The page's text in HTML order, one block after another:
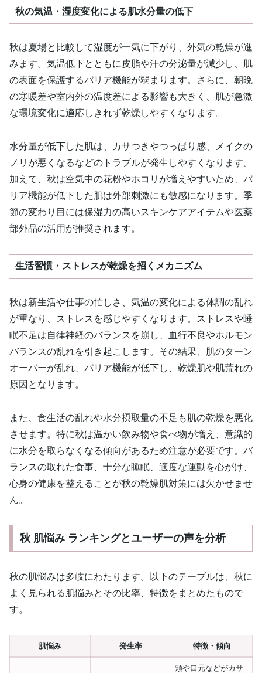
秋の気温・湿度変化による肌水分量の低下
秋は夏場と比較して湿度が一気に下がり、外気の乾燥が進
みます。気温低下とともに皮脂や汗の分泌量が減少し、肌
の表面を保護するバリア機能が弱まります。さらに、朝晩
の寒暖差や室内外の温度差による影響も大きく、肌が急激
な環境変化に適応しきれず乾燥しやすくなります。
水分量が低下した肌は、カサつきやつっぱり感、メイクの
ノリが悪くなるなどのトラブルが発生しやすくなります。
加えて、秋は空気中の花粉やホコリが増えやすいため、バ
リア機能が低下した肌は外部刺激にも敏感になります。季
節の変わり目には保湿力の高いスキンケアアイテムや医薬
部外品の活用が推奨されます。
生活習慣・ストレスが乾燥を招くメカニズム
秋は新生活や仕事の忙しさ、気温の変化による体調の乱れ
が重なり、ストレスを感じやすくなります。ストレスや睡
眠不足は自律神経のバランスを崩し、血行不良やホルモン
バランスの乱れを引き起こします。その結果、肌のターン
オーバーが乱れ、バリア機能が低下し、乾燥肌や肌荒れの
原因となります。
また、食生活の乱れや水分摂取量の不足も肌の乾燥を悪化
させます。特に秋は温かい飲み物や食べ物が増え、意識的
に水分を取らなくなる傾向があるため注意が必要です。バ
ランスの取れた食事、十分な睡眠、適度な運動を心がけ、
心身の健康を整えることが秋の乾燥肌対策には欠かせませ
ん。
秋 肌悩み ランキングとユーザーの声を分析
秋の肌悩みは多岐にわたります。以下のテーブルは、秋に
よく見られる肌悩みとその比率、特徴をまとめたもので
す。
肌悩み 発生率 特徴・傾向
頬や口元などがカサ